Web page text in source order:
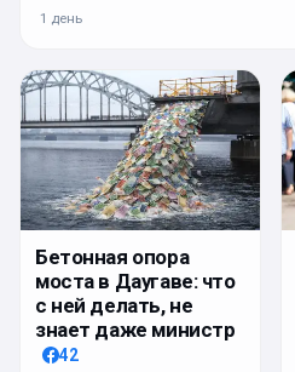
1 день
Бетонная опора
моста в Даугаве: что
с ней делать, не
знает даже министр
42